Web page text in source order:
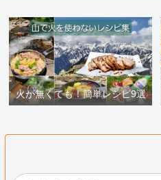
火が無くても！簡単レシピ9選